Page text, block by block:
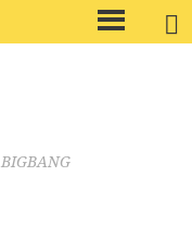
メ
イ
BIGBANG